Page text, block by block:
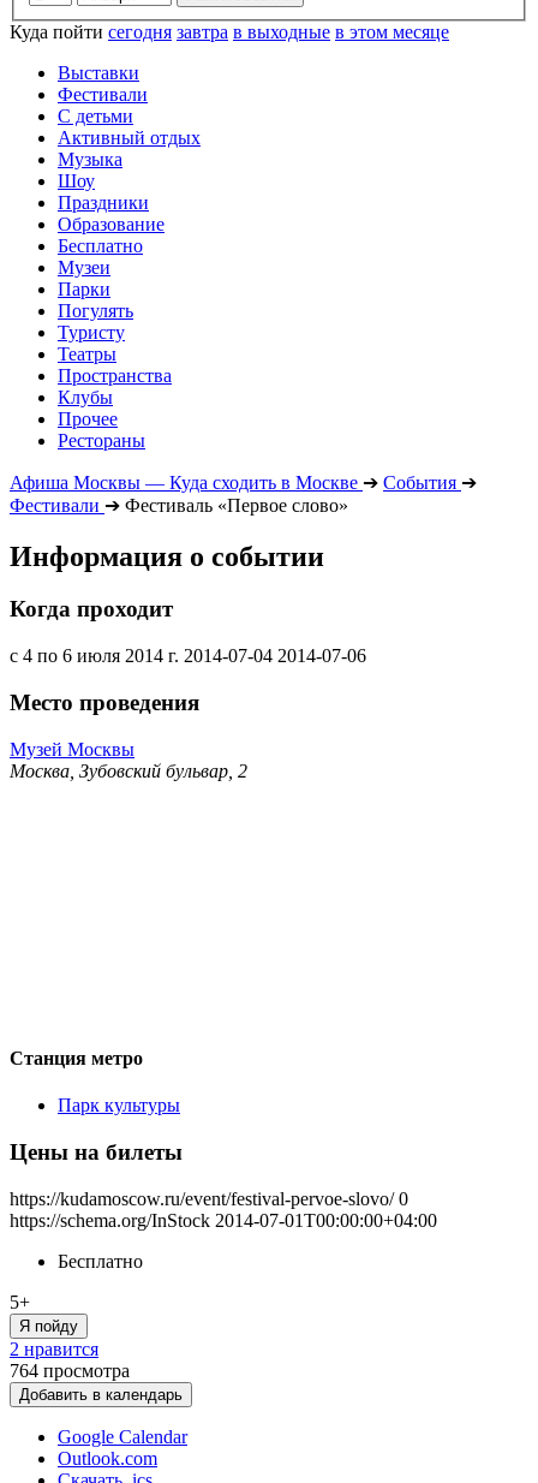
Куда пойти сегодня завтра в выходные в этом месяце
Выставки
Фестивали
С детьми
Активный отдых
Музыка
Шоу
Праздники
Образование
Бесплатно
Музеи
Парки
Погулять
Туристу
Театры
Пространства
Клубы
Прочее
Рестораны
Афиша Москвы — Куда сходить в Москве ➔ События ➔
Фестивали ➔ Фестиваль «Первое слово»
Информация о событии
Когда проходит
с 4 по 6 июля 2014 г. 2014-07-04 2014-07-06
Место проведения
Музей Москвы
Москва, Зубовский бульвар, 2
Станция метро
Парк культуры
Цены на билеты
https://kudamoscow.ru/event/festival-pervoe-slovo/ 0
https://schema.org/InStock 2014-07-01T00:00:00+04:00
Бесплатно
5+
Я пойду
2 нравится
764 просмотра
Добавить в календарь
Google Calendar
Outlook.com